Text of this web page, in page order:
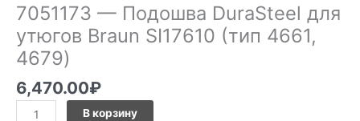
7051173 — Подошва DuraSteel для
утюгов Braun SI17610 (тип 4661,
4679)
6,470.00₽
В корзину